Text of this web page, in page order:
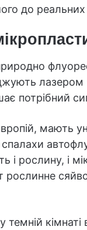
до
потрібний
мають
і рослину, і
кімнаті